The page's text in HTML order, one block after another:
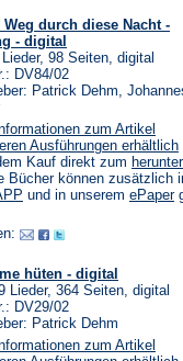
durch diese Nacht -
- digital
98 Seiten, digital
DV84/02
Patrick Dehm,
zum Artikel
Ausführungen erhältlich
Kauf direkt zum
Bücher können zusätzlich
(Öffnet
neuen
und in unserem ePaper
hüten - digital
Lieder, 364 Seiten, digital
DV29/02
Patrick Dehm
zum Artikel